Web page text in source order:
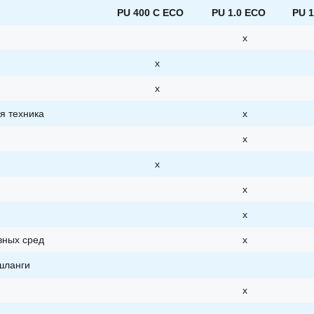
PU 400 C ECO PU 1.0 ECO PU
x
x
х
техника х
х
х
х
х
сред х
х